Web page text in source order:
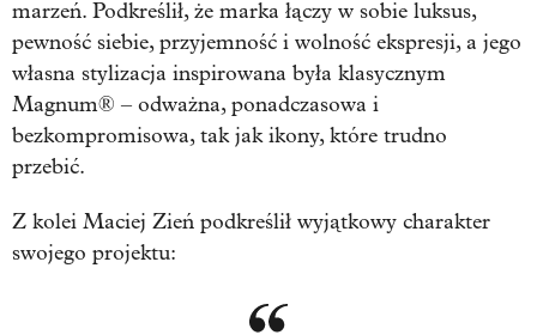
marzeń. Podkreślił, że marka łączy w sobie luksus,
pewność siebie, przyjemność i wolność ekspresji, a jego
własna stylizacja inspirowana była klasycznym
Magnum® – odważna, ponadczasowa i
bezkompromisowa, tak jak ikony, które trudno
przebić.
Z kolei Maciej Zień podkreślił wyjątkowy charakter
swojego projektu: